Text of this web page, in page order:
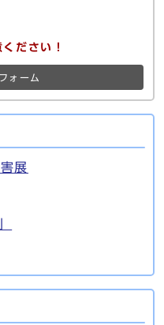
ださい！
ォーム
展